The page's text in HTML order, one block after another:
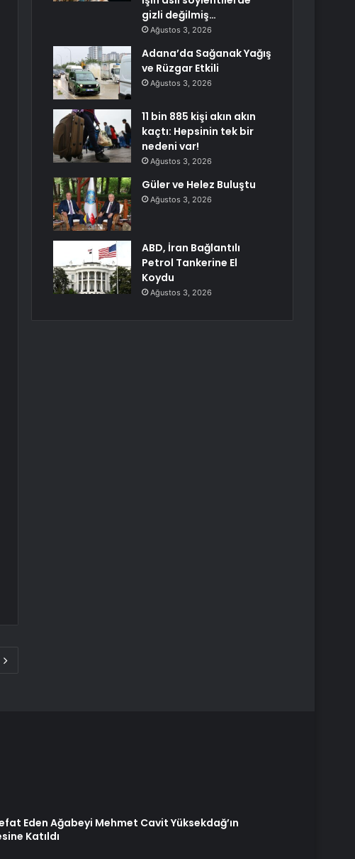
gizli değilmiş…
Ağustos 3, 2026
Adana’da Sağanak Yağış
ve Rüzgar Etkili
Ağustos 3, 2026
11 bin 885 kişi akın akın
kaçtı: Hepsinin tek bir
nedeni var!
Ağustos 3, 2026
Güler ve Helez Buluştu
Ağustos 3, 2026
ABD, İran Bağlantılı
Petrol Tankerine El
Koydu
Ağustos 3, 2026
Eden Ağabeyi Mehmet Cavit Yüksekdağ’ın
Katıldı